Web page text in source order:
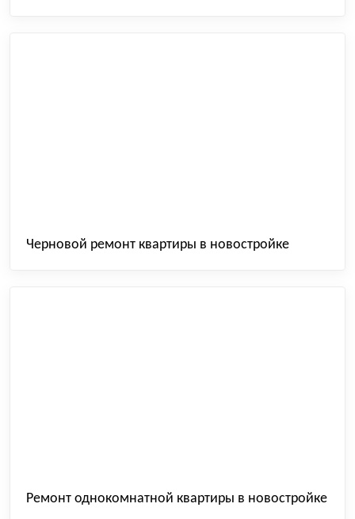
Черновой ремонт квартиры в новостройке
Ремонт однокомнатной квартиры в новостройке